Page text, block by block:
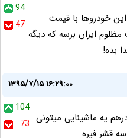
94
47
خودروها با قیمت
ملت مظلوم ایران برسه که دیگه
بده!
۱۳۹۵/۷/۱۵ ۱۶:۲۹:۰۰
104
73 اینجا با 53 هزار درهم یه ماشینایی میتونی
قشر فیره